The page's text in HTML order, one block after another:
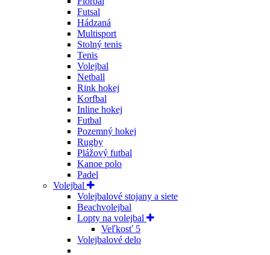
Futsal
Hádzaná
Multisport
Stolný tenis
Tenis
Volejbal
Netball
Rink hokej
Korfbal
Inline hokej
Futbal
Pozemný hokej
Rugby
Plážový futbal
Kanoe polo
Padel
Volejbal
Volejbalové stojany a siete
Beachvolejbal
Lopty na volejbal
Veľkosť 5
Volejbalové delo